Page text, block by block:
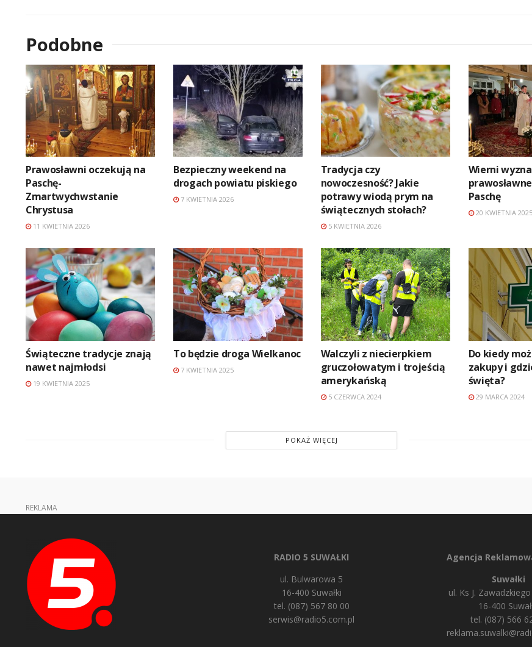
Podobne
Prawosławni oczekują na
Paschę-
Zmartwychwstanie
Chrystusa
11 KWIETNIA 2026
Bezpieczny weekend na
drogach powiatu piskiego
7 KWIETNIA 2026
Tradycja czy
nowoczesność? Jakie
potrawy wiodą prym na
świątecznych stołach?
5 KWIETNIA 2026
Wierni
Paschę
20 KWIETNIA 2025
Świąteczne tradycje znają
nawet najmłodsi
19 KWIETNIA 2025
To będzie droga Wielkanoc
7 KWIETNIA 2025
Walczyli z niecierpkiem
gruczołowatym i trojeścią
amerykańską
5 CZERWCA 2024
Do kiedy
zakupy i
święta?
29 MARCA 2024
POKAŻ WIĘCEJ
REKLAMA
RADIO 5 SUWAŁKI
ul. Bulwarowa 5
16-400 Suwałki
tel. (087) 567 80 00
serwis@radio5.com.pl
Agencja
Suwałki
ul. Ks J.
16-400
tel. (087) 566